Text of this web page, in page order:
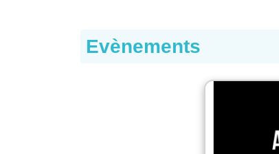
Evènements